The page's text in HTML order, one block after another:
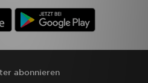
abonnieren